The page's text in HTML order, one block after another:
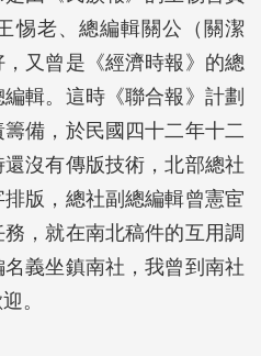
惕老、總編輯關公（關潔
又曾是《經濟時報》的總
輯。這時《聯合報》計劃
備，於民國四十二年十二
沒有傳版技術，北部總社
版，總社副總編輯曾憲宦
，就在南北稿件的互用調
義坐鎮南社，我曾到南社
。